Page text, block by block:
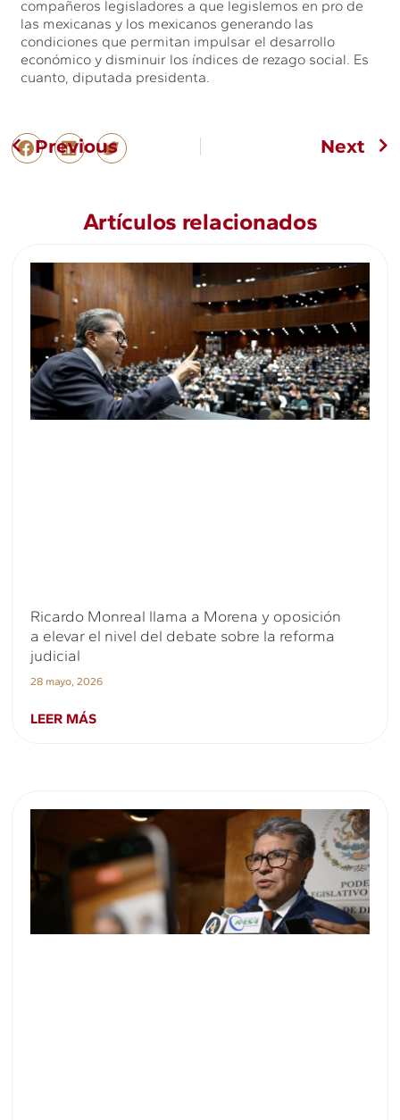
compañeros legisladores a que legislemos en pro de
las mexicanas y los mexicanos generando las
condiciones que permitan impulsar el desarrollo
económico y disminuir los índices de rezago social. Es
cuanto, diputada presidenta.
Previous Next
Artículos relacionados
Ricardo Monreal llama a Morena y oposición
a elevar el nivel del debate sobre la reforma
judicial
28 mayo, 2026
LEER MÁS